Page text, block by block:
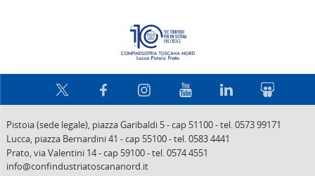
Pistoia (sede legale), piazza Garibaldi 5-cap 51100-tel. 0573 99171
Lucca, piazza Bernardini 41 -cap 55100-tel. 0583 4441
Prato,via Valentini 14-cap 59100-tel. 0574 4551
info@confindustriatoscananord.it